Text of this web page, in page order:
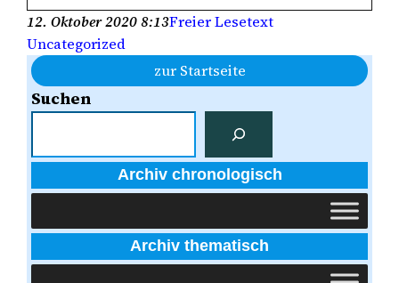
12. Oktober 2020 8:13Freier Lesetext
Uncategorized
zur Startseite
Suchen
Archiv chronologisch
Archiv thematisch